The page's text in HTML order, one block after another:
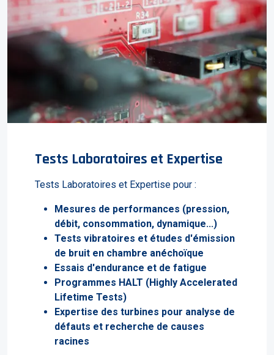
Tests Laboratoires et Expertise
Tests Laboratoires et Expertise pour :
Mesures de performances (pression,
débit, consommation, dynamique...)
Tests vibratoires et études d'émission
de bruit en chambre anéchoïque
Essais d'endurance et de fatigue
Programmes HALT (Highly Accelerated
Lifetime Tests)
Expertise des turbines pour analyse de
défauts et recherche de causes
racines